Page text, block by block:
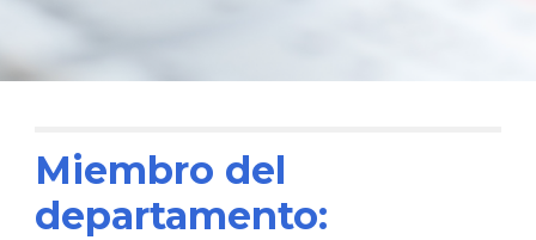
Miembro del
departamento: